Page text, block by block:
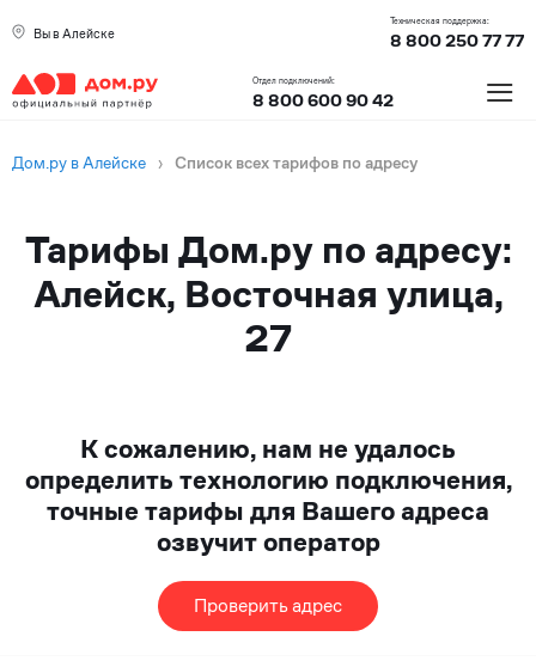
Вы в Алейске
Техническая поддержка:
8 800 250 77 77
Отдел подключений:
8 800 600 90 42 ≡
Дом.ру в Алейске › Список всех тарифов по адресу
Тарифы Дом.ру по адресу:
Алейск, Восточная улица,
27
К сожалению, нам не удалось
определить технологию подключения,
точные тарифы для Вашего адреса
озвучит оператор
Проверить адрес